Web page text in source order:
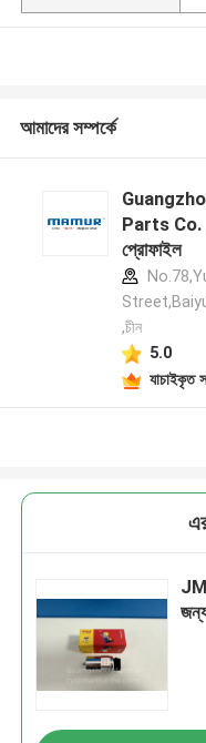
আমাদের সম্পর্কে
Parts Co.
প্রোফাইল
,চীন
5.0
যাচাইকৃত